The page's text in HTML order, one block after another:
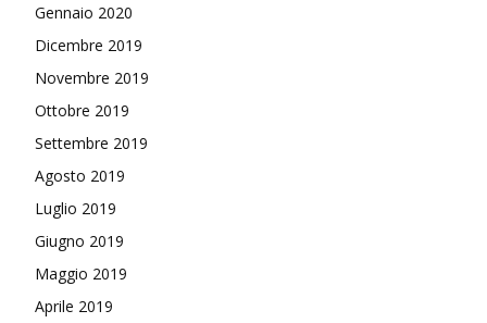
Gennaio 2020
Dicembre 2019
Novembre 2019
Ottobre 2019
Settembre 2019
Agosto 2019
Luglio 2019
Giugno 2019
Maggio 2019
Aprile 2019